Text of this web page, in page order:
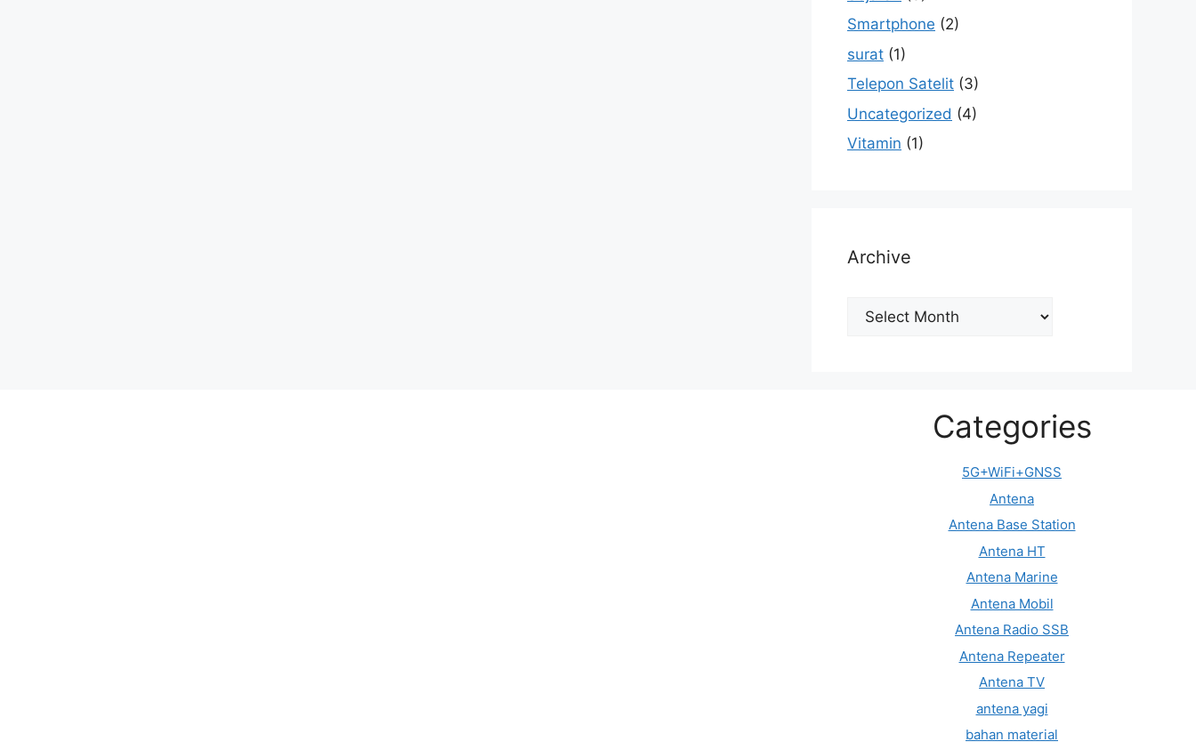
Smartphone (2)
surat (1)
Telepon Satelit (3)
Uncategorized (4)
Vitamin (1)
Archive
Archive
Categories
5G+WiFi+GNSS
Antena
Antena Base Station
Antena HT
Antena Marine
Antena Mobil
Antena Radio SSB
Antena Repeater
Antena TV
antena yagi
bahan material